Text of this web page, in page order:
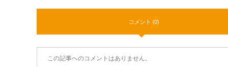
コメント (0)
この記事へのコメントはありません。